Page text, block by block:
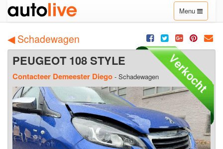
Toggle
navigation
Menu
◀ Schadewagen
PEUGEOT 108 STYLE
Contacteer Demeester Diego - Schadewagen